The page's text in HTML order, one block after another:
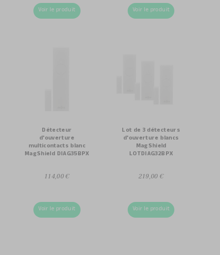
Voir le produit Voir le produit
Détecteur
d'ouverture
multicontacts blanc
MagShield DIAG35BPX
114,00 €
Voir le produit
Lot de 3 détecteurs
d'ouverture blancs
MagShield
LOTDIAG32BPX
219,00 €
Voir le produit